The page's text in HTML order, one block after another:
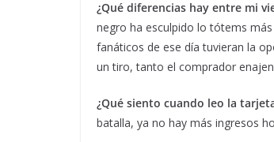
¿Qué diferencias hay entre mi
negro ha esculpido lo tótems
fanáticos de ese día tuvieran la
un tiro, tanto el comprador
¿Qué siento cuando leo la
batalla, ya no hay más ingresos